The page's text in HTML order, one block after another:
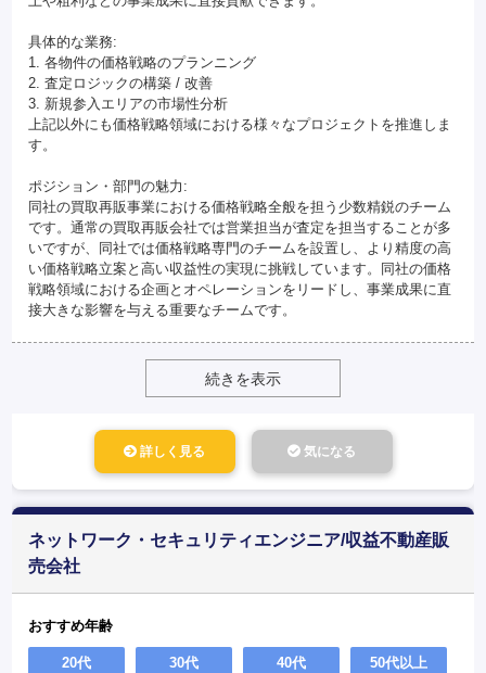
具体的な業務:
1. 各物件の価格戦略のプランニング
2. 査定ロジックの構築 / 改善
3. 新規参入エリアの市場性分析
上記以外にも価格戦略領域における様々なプロジェクトを推進しま
す。
ポジション・部門の魅力:
同社の買取再販事業における価格戦略全般を担う少数精鋭のチーム
です。通常の買取再販会社では営業担当が査定を担当することが多
いですが、同社では価格戦略専門のチームを設置し、より精度の高
い価格戦略立案と高い収益性の実現に挑戦しています。同社の価格
戦略領域における企画とオペレーションをリードし、事業成果に直
接大きな影響を与える重要なチームです。
続きを表示
詳しく見る 気になる
ネットワーク・セキュリティエンジニア/収益不動産販
売会社
おすすめ年齢
20代 30代 40代 50代以上